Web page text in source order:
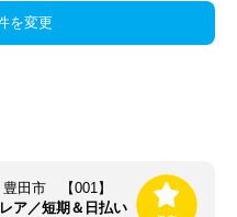
を変更
田市 【001】
ア／短期＆日払い